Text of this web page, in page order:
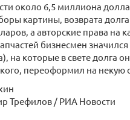
около 6,5 миллиона
картины, возврата
а авторские права на
бизнесмен
на которые в свете долга
переоформил на
Трефилов / РИА Новости